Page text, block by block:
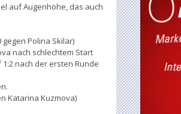
auf Augenhöhe, das auch
gegen Polina Skilar)
nach schlechtem Start
nach der ersten Runde
Katarina Kuzmova)